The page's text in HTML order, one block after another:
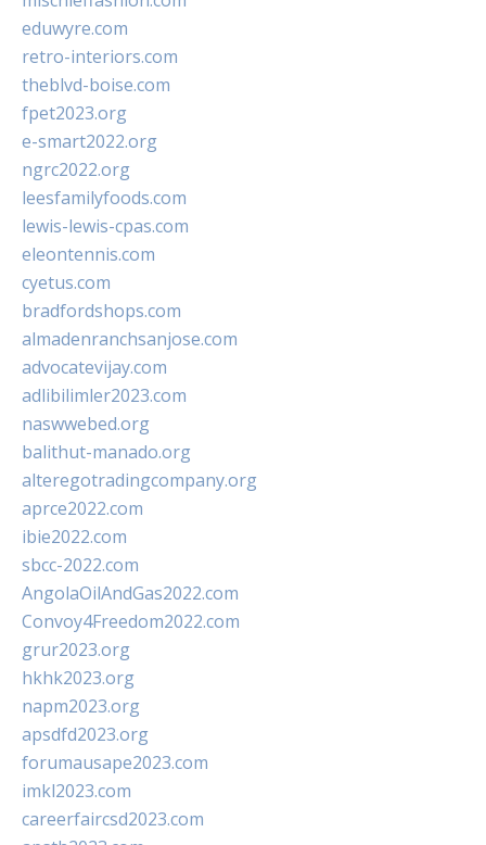
eduwyre.com
retro-interiors.com
theblvd-boise.com
fpet2023.org
e-smart2022.org
ngrc2022.org
leesfamilyfoods.com
lewis-lewis-cpas.com
eleontennis.com
cyetus.com
bradfordshops.com
almadenranchsanjose.com
advocatevijay.com
adlibilimler2023.com
naswwebed.org
balithut-manado.org
alteregotradingcompany.org
aprce2022.com
ibie2022.com
sbcc-2022.com
AngolaOilAndGas2022.com
Convoy4Freedom2022.com
grur2023.org
hkhk2023.org
napm2023.org
apsdfd2023.org
forumausape2023.com
imkl2023.com
careerfaircsd2023.com